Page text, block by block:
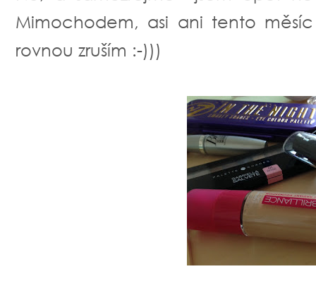
Mimochodem, asi ani tento
rovnou zruším :-)))